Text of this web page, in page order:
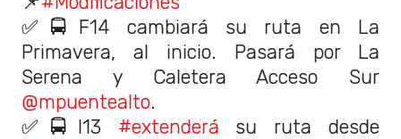
✅🚍F14 cambiará su ruta en La
Primavera, al inicio. Pasará por La
Serena y Caletera Acceso Sur
@mpuentealto.
✅🚍I13 #extenderá su ruta desde